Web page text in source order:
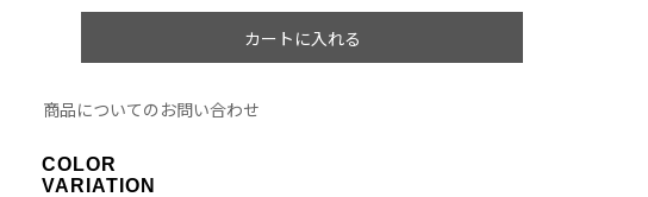
カートに入れる
商品についてのお問い合わせ
COLOR
VARIATION